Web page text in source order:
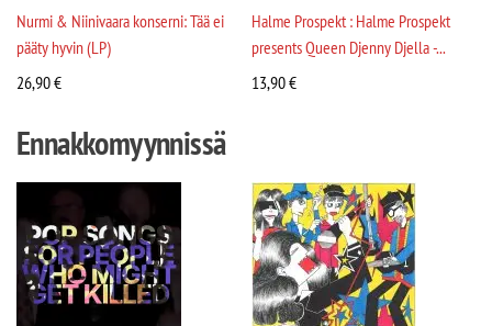
Nurmi & Niinivaara konserni: Tää ei
pääty hyvin (LP)
26,90€
Halme Prospekt : Halme Prospekt
presents Queen Djenny Djella -...
13,90€
Ennakkomyynnissä